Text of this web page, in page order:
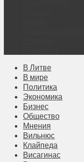
В Литве
В мире
Политика
Экономика
Бизнес
Общество
Мнения
Вильнюс
Клайпеда
Висагинас